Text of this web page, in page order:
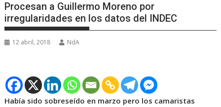
Procesan a Guillermo Moreno por
irregularidades en los datos del INDEC
12 abril, 2018 NdA
Había sido sobreseído en marzo pero los camaristas